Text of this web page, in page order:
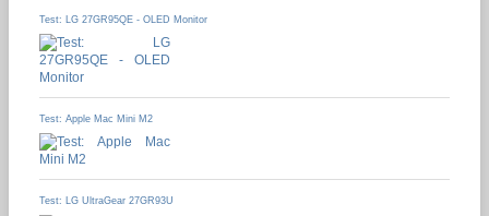
Test: LG 27GR95QE - OLED Monitor
Test: Apple Mac Mini M2
Test: LG UltraGear 27GR93U